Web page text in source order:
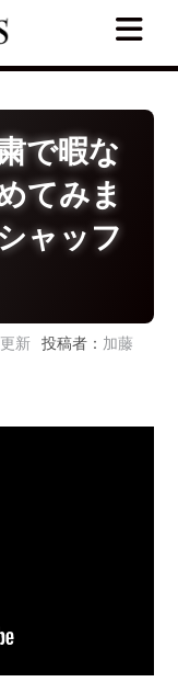
で暇な
てみま
ャッフ
投稿者： 加藤